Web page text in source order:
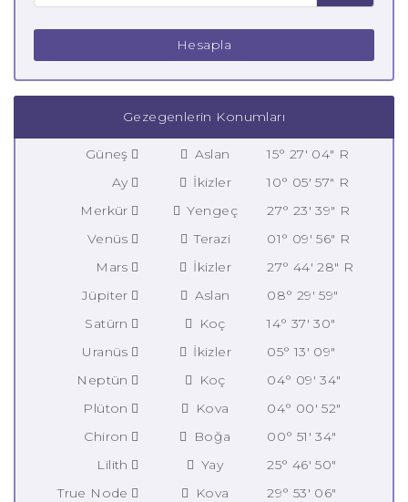
Hesapla
Gezegenlerin Konumları
Güneş Aslan
15° 27' 04" R
Ay
İkizler
10° 05' 57" R
Merkür
Yengeç
27° 23' 39" R
Venüs
Terazi
01° 09' 56" R
Mars
İkizler
27° 44' 28" R
Jüpiter
Aslan
08° 29' 59"
Satürn
Koç
14° 37' 30"
Uranüs
İkizler
05° 13' 09"
Neptün
Koç
04° 09' 34"
Plüton
Kova
04° 00' 52"
Chiron
Boğa
00° 51' 34"
Lilith
Yay
25° 46' 50"
True Node
Kova 29° 53' 06"